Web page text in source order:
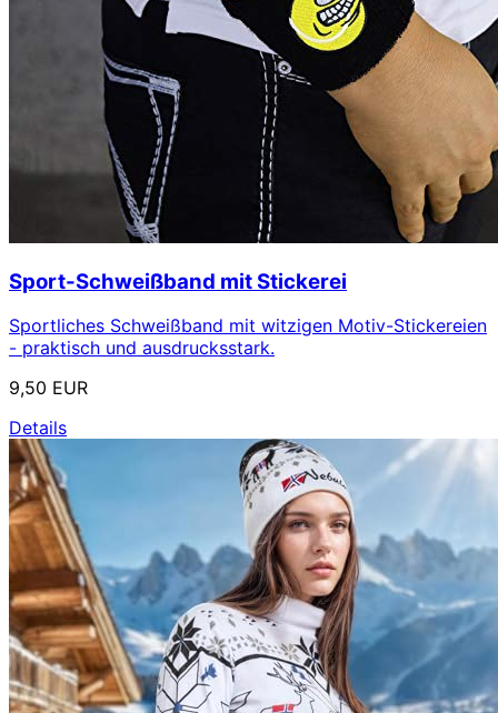
Sport-Schweißband mit Stickerei
Sportliches Schweißband mit witzigen Motiv-Stickereien
- praktisch und ausdrucksstark.
9,50 EUR
Details